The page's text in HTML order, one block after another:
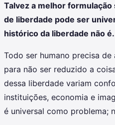
Talvez a melhor
de liberdade pode ser
histórico da liberdade não é.
Todo ser humano precisa
para não ser reduzido a
dessa liberdade variam
instituições, economia e
é universal como problema;